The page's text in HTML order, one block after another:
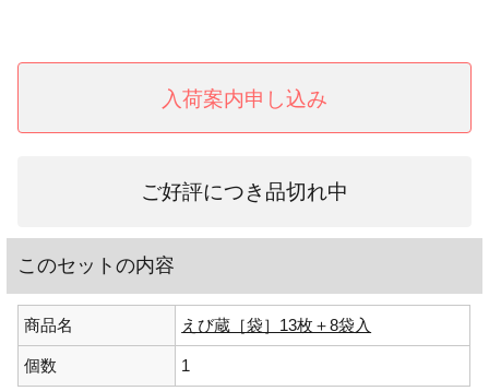
入荷案内申し込み
ご好評につき品切れ中
このセットの内容
商品名 えび蔵［袋］13枚＋8袋入
個数 1